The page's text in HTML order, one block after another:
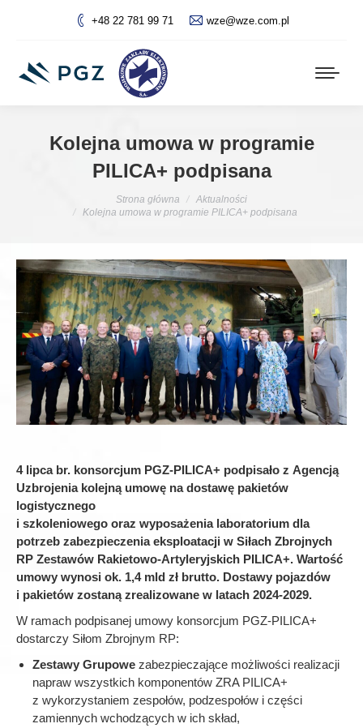
+48 22 781 99 71 wze@wze.com.pl
Kolejna umowa w programie
PILICA+ podpisana
Strona główna
Aktualności
Kolejna umowa w programie PILICA+ podpisana
4 lipca br. konsorcjum PGZ-PILICA+ podpisało z Agencją
Uzbrojenia kolejną umowę na dostawę pakietów
logistycznego
i szkoleniowego oraz wyposażenia laboratorium dla
potrzeb zabezpieczenia eksploatacji w Siłach Zbrojnych
RP Zestawów Rakietowo-Artyleryjskich PILICA+. Wartość
umowy wynosi ok. 1,4 mld zł brutto. Dostawy pojazdów
i pakietów zostaną zrealizowane w latach 2024-2029.
W ramach podpisanej umowy konsorcjum PGZ-PILICA+
dostarczy Siłom Zbrojnym RP:
Zestawy Grupowe zabezpieczające możliwości realizacji
napraw wszystkich komponentów ZRA PILICA+
z wykorzystaniem zespołów, podzespołów i części
zamiennych wchodzących w ich skład,